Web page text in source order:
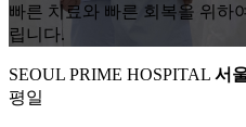
빠른 치료와 빠른 회복을 위하
립니다.
SEOUL PRIME HOSPITAL 서
평일